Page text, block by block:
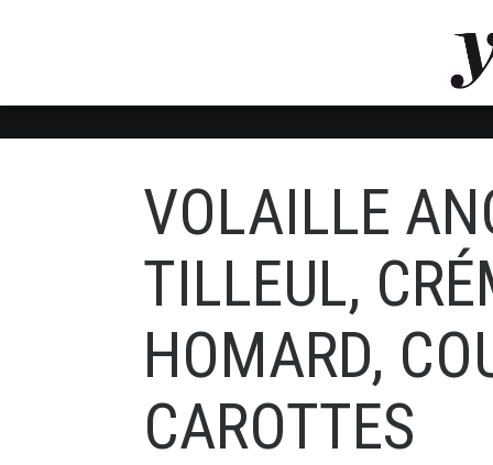
VOLAILLE
TILLEUL,
HOMARD,
CAROTTES